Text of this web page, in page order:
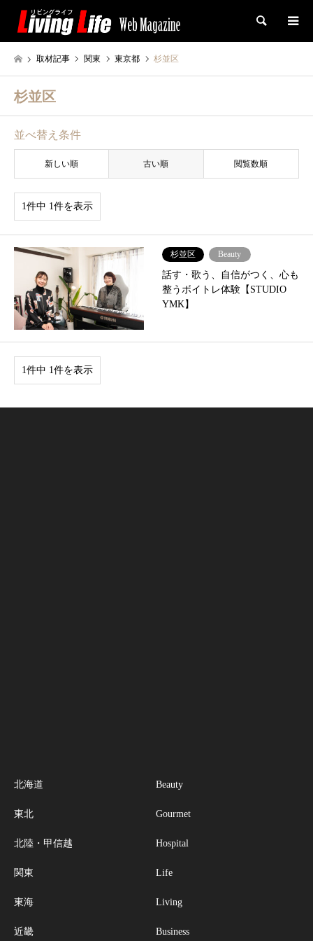
検索
取材記事 関東 東京都 杉並区
杉並区
並べ替え条件
新しい順 古い順 閲覧数順
1件中 1件を表示
杉並区 Beauty
話す・歌う、自信がつく、心も
整うボイトレ体験【STUDIO
YMK】
1件中 1件を表示
北海道
東北
北陸・甲信越
関東
東海
近畿
Beauty
Gourmet
Hospital
Life
Living
Business